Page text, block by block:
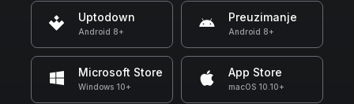
Uptodown
Android 8+
Preuzimanje
Android 8+
Microsoft Store
Windows 10+
App Store
macOS 10.10+